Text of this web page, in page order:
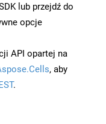
lub przejdź do
opcje
API opartej na
, aby
.